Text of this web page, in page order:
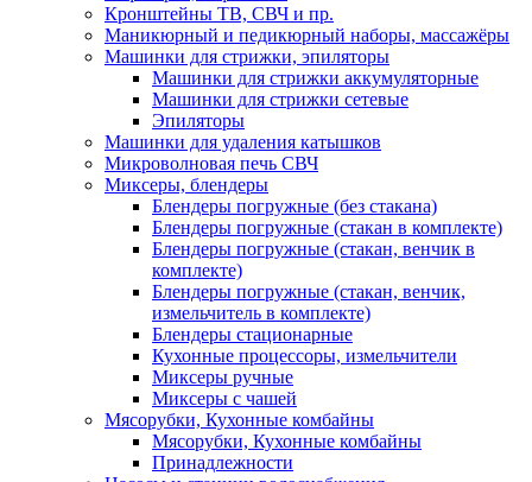
Кронштейны ТВ, СВЧ и пр.
Маникюрный и педикюрный наборы, массажёры
Машинки для стрижки, эпиляторы
Машинки для стрижки аккумуляторные
Машинки для стрижки сетевые
Эпиляторы
Машинки для удаления катышков
Микроволновая печь СВЧ
Миксеры, блендеры
Блендеры погружные (без стакана)
Блендеры погружные (стакан в комплекте)
Блендеры погружные (стакан, венчик в
комплекте)
Блендеры погружные (стакан, венчик,
измельчитель в комплекте)
Блендеры стационарные
Кухонные процессоры, измельчители
Миксеры ручные
Миксеры с чашей
Мясорубки, Кухонные комбайны
Мясорубки, Кухонные комбайны
Принадлежности